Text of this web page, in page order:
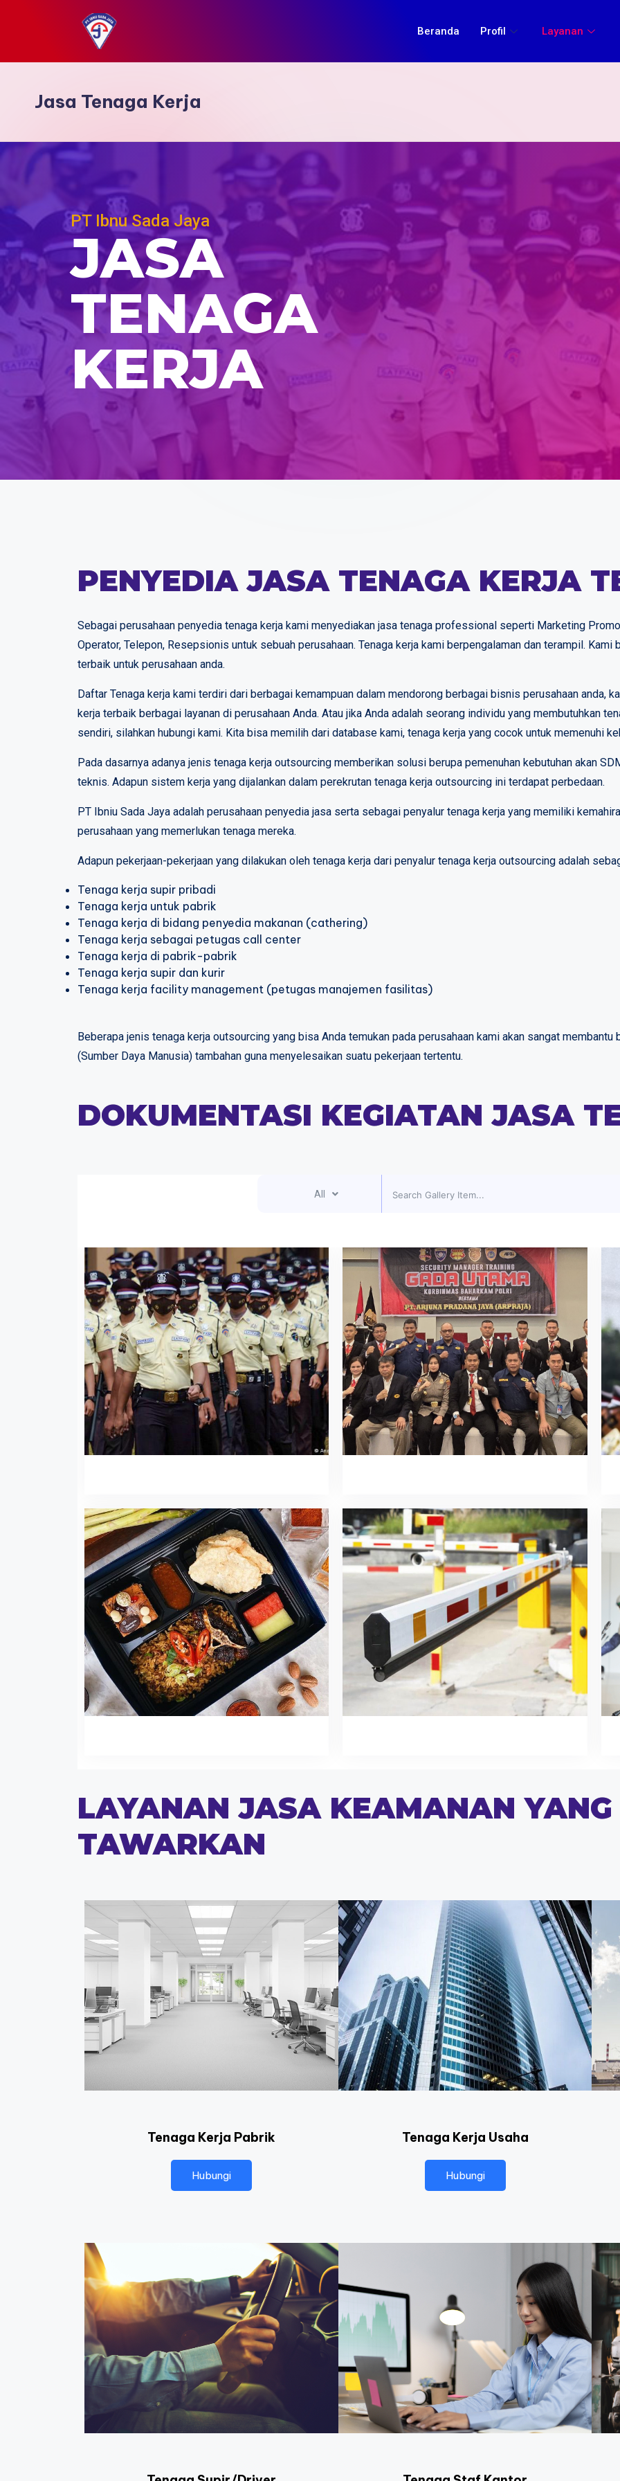
Beranda Profil Layanan
Jasa Tenaga Kerja
PT Ibnu Sada Jaya
JASA
TENAGA
KERJA
PENYEDIA JASA TENAGA KERJA
Sebagai perusahaan penyedia tenaga kerja kami menyediakan jasa tenaga professional seperti Marketing
Operator, Telepon, Resepsionis untuk sebuah perusahaan. Tenaga kerja kami berpengalaman dan terampil.
terbaik untuk perusahaan anda.
Daftar Tenaga kerja kami terdiri dari berbagai kemampuan dalam mendorong berbagai bisnis perusahaan anda,
kerja terbaik berbagai layanan di perusahaan Anda. Atau jika Anda adalah seorang individu yang membutuhkan
sendiri, silahkan hubungi kami. Kita bisa memilih dari database kami, tenaga kerja yang cocok untuk memenuhi
Pada dasarnya adanya jenis tenaga kerja outsourcing memberikan solusi berupa pemenuhan kebutuhan akan
teknis. Adapun sistem kerja yang dijalankan dalam perekrutan tenaga kerja outsourcing ini terdapat perbedaan.
PT Ibniu Sada Jaya adalah perusahaan penyedia jasa serta sebagai penyalur tenaga kerja yang memiliki
perusahaan yang memerlukan tenaga mereka.
Adapun pekerjaan-pekerjaan yang dilakukan oleh tenaga kerja dari penyalur tenaga kerja outsourcing adalah
Tenaga kerja supir pribadi
Tenaga kerja untuk pabrik
Tenaga kerja di bidang penyedia makanan (cathering)
Tenaga kerja sebagai petugas call center
Tenaga kerja di pabrik-pabrik
Tenaga kerja supir dan kurir
Tenaga kerja facility management (petugas manajemen fasilitas)
Beberapa jenis tenaga kerja outsourcing yang bisa Anda temukan pada perusahaan kami akan sangat
(Sumber Daya Manusia) tambahan guna menyelesaikan suatu pekerjaan tertentu.
DOKUMENTASI KEGIATAN JASA
All
LAYANAN JASA KEAMANAN
TAWARKAN
Tenaga Kerja Pabrik
Hubungi
Tenaga Kerja Usaha
Hubungi